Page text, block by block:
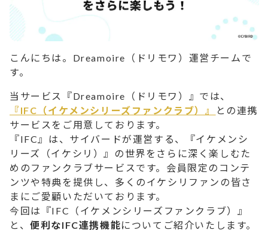
こんにちは。Dreamoire（ドリモワ）運営チー ムで
す。
当サービス『Dreamoire（ドリモワ）』では、
『IFC（イケメンシリーズファンクラブ）』
との連携
サービスをご用意しております。
『IFC』は、サイバードが運営する、『イケメンシ
リーズ（イケシリ）』の世界をさらに深く楽しむた
めのファンクラブサービスです。会員限定のコンテ
ンツや特典を提供し、多くのイケシリファンの皆さ
まにご愛顧いただいております。
今回は『IFC（イケメンシリーズファンクラブ）』
と、便利なIFC連携機能についてご紹介いたします。